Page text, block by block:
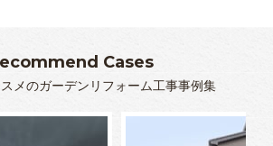
Cases
メのガーデンリフォーム工事事例集